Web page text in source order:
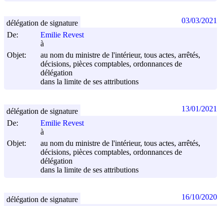
De:
Emilie Revest
à
Objet:
au nom du ministre de l'intérieur, tous actes, arrêtés,
décisions, pièces comptables, ordonnances de
délégation
dans la limite de ses attributions
délégation de signature 03/03/2021
De:
Emilie Revest
à
Objet:
au nom du ministre de l'intérieur, tous actes, arrêtés,
décisions, pièces comptables, ordonnances de
délégation
dans la limite de ses attributions
délégation de signature 13/01/2021
délégation de signature 16/10/2020